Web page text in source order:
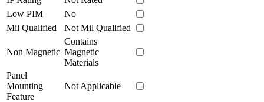
Low PIM
No
Mil Qualified
Not Mil Qualified
Non Magnetic
Contains
Magnetic
Materials
Panel
Mounting
Feature
Not Applicable